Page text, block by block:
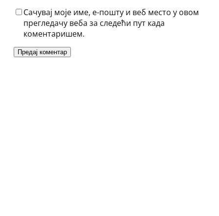
Сачувај моје име, е-пошту и веб место у овом
прегледачу веба за следећи пут када
коментаришем.